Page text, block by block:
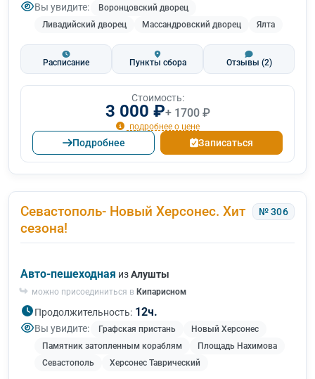
Вы увидите:
Воронцовский дворец
Ливадийский дворец
Массандровский дворец Ялта
Расписание Пункты сбора Отзывы (2)
Стоимость:
3 000 ₽+ 1700 ₽
подробнее о цене
Подробнее Записаться
Севастополь- Новый Херсонес. Хит
сезона!
№ 306
Авто-пешеходная изАлушты
можно присоединиться в Кипарисном
Продолжительность: 12ч.
Вы увидите: Графская пристань
Новый Херсонес
Памятник затопленным кораблям
Площадь Нахимова
Севастополь
Херсонес Таврический